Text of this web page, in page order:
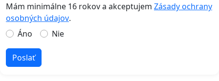
Mám minimálne 16 rokov a akceptujem Zásady ochrany
osobných údajov.
Áno
Nie
Poslať